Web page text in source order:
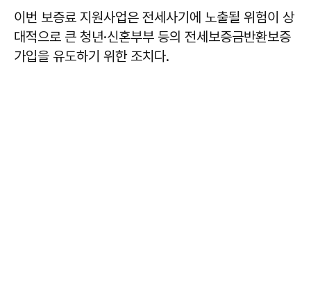
이번 보증료 지원사업은 전세사기에 노출될 위험이 상
대적으로 큰 청년·신혼부부 등의 전세보증금반환보증
가입을 유도하기 위한 조치다.